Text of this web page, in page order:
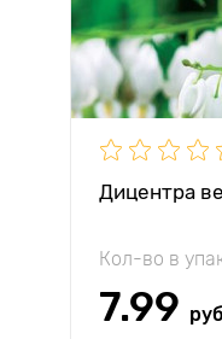
Дицентра
Кол-во в
7.99 руб